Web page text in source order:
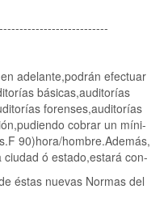
adelante,podrán efectuar
básicas,auditorías
forenses,auditorías
cobrar un míni-
90)hora/hombre.Además,
ó estado,estará con-
éstas nuevas Normas del